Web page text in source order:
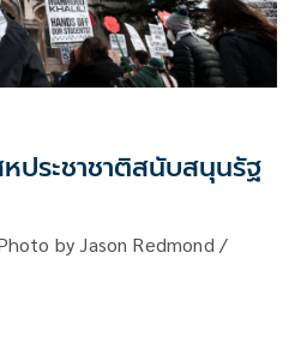
ประชาชาติสนับสนุนรัฐ
by Jason Redmond /